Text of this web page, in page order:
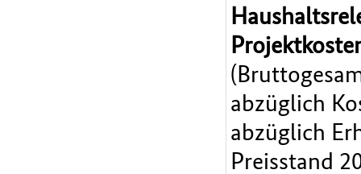
abzüglich
abzüglich
Preisstand